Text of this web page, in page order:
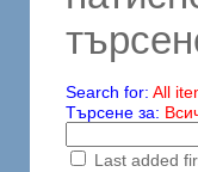
Search for: All
Търсене за:
Last added